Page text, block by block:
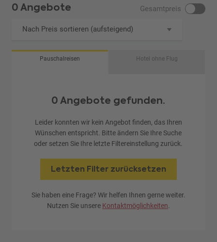
0 Angebote Gesamtpreis
Nach Preis sortieren (aufsteigend)
Pauschalreisen Hotel ohne Flug
0 Angebote gefunden.
Leider konnten wir kein Angebot finden, das Ihren
Wünschen entspricht. Bitte ändern Sie Ihre Suche
oder setzen Sie Ihre letzte Filtereinstellung zurück.
Letzten Filter zurücksetzen
Sie haben eine Frage? Wir helfen Ihnen gerne weiter.
Nutzen Sie unsere Kontaktmöglichkeiten.